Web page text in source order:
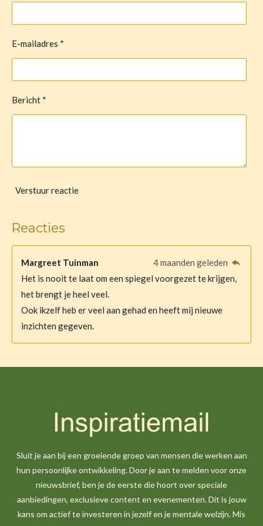
E-mailadres *
Bericht *
Verstuur reactie
Reacties
Margreet Tuinman
4 maanden geleden
Het is nooit te laat om een spiegel voorgezet te krijgen,
het brengt je heel veel.
Ook ikzelf heb er veel aan gehad en heeft mij nieuwe
inzichten gegeven.
Sluit je aan bij een groeiende groep van mensen die werken aan
hun persoonlijke ontwikkeling. Door je aan te melden voor onze
nieuwsbrief, ben je de eerste die hoort over speciale
aanbiedingen, exclusieve content en evenementen. Dit is jouw
kans om actief te investeren in jezelf en je mentale welzijn. Mis